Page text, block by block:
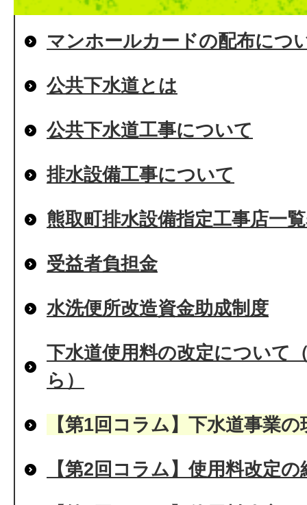
マンホールカードの配布につ
公共下水道とは
公共下水道工事について
排水設備工事について
熊取町排水設備指定工事店一
受益者負担金
水洗便所改造資金助成制度
下水道使用料の改定について
ら）
【第1回コラム】下水道事業
【第2回コラム】使用料改定